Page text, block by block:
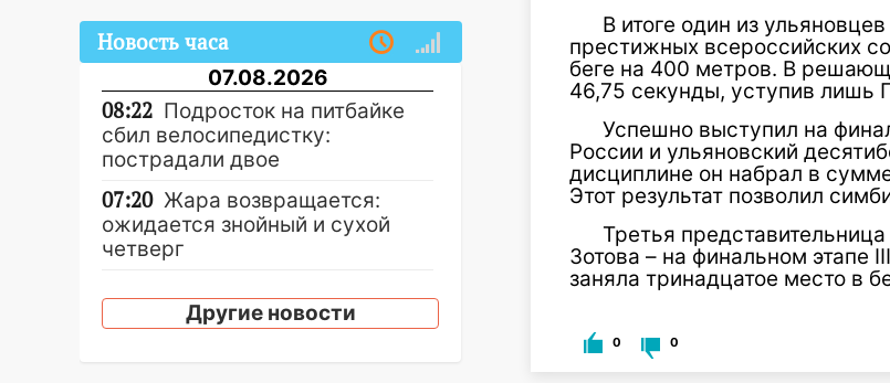
В итоге один из
престижных всероссийских
беге на 400 метров. В
46,75 секунды, уступив лишь
Успешно выступил на
России и ульяновский
дисциплине он набрал в
Этот результат позволил
Третья
Зотова – на финальном этапе
заняла тринадцатое место в
0 0
Новость часа
07.08.2026
08:22 Подросток на питбайке
сбил велосипедистку:
пострадали двое
07:20 Жара возвращается:
ожидается знойный и сухой
четверг
развороте пострадал 38-
Другие новости